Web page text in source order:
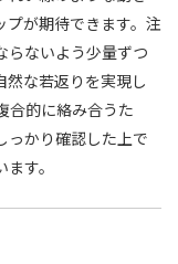
プが期待できます。注
らないよう少量ずつ
然な若返りを実現し
合的に絡み合うた
っかり確認した上で
す。